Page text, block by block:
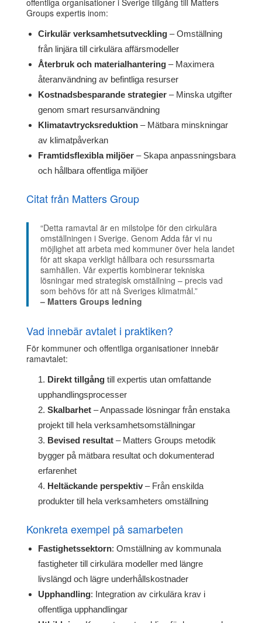
offentliga organisationer i Sverige tillgång till Matters
Groups expertis inom:
Cirkulär verksamhetsutveckling– Omställning
från linjära till cirkulära affärsmodeller
Återbruk och materialhantering– Maximera
återanvändning av befintliga resurser
Kostnadsbesparande strategier– Minska utgifter
genom smart resursanvändning
Klimatavtrycksreduktion– Mätbara minskningar
av klimatpåverkan
Framtidsflexibla miljöer– Skapa anpassningsbara
och hållbara offentliga miljöer
Citat från Matters Group
“Detta ramavtal är en milstolpe för den cirkulära
omställningen i Sverige. Genom Adda får vi nu
möjlighet att arbeta med kommuner över hela landet
för att skapa verkligt hållbara och resurssmarta
samhällen. Vår expertis kombinerar tekniska
lösningar med strategisk omställning – precis vad
som behövs för att nå Sveriges klimatmål.”
– Matters Groups ledning
Vad innebär avtalet i praktiken?
För kommuner och offentliga organisationer innebär
ramavtalet:
Direkt tillgångtill expertis utan omfattande
upphandlingsprocesser
Skalbarhet– Anpassade lösningar från enstaka
projekt till hela verksamhetsomställningar
Bevised resultat– Matters Groups metodik
bygger på mätbara resultat och dokumenterad
erfarenhet
Heltäckande perspektiv– Från enskilda
produkter till hela verksamheters omställning
Konkreta exempel på samarbeten
Fastighetssektorn: Omställning av kommunala
fastigheter till cirkulära modeller med längre
livslängd och lägre underhållskostnader
Upphandling: Integration av cirkulära krav i
offentliga upphandlingar